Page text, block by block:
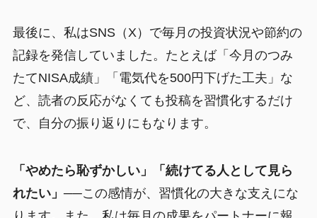
最後に、私はSNS（X）で毎月の投資状況や節約の
記録を発信していました。たとえば「今月のつみ
たてNISA成績」「電気代を500円下げた工夫」な
ど、読者の反応がなくても投稿を習慣化するだけ
で、自分の振り返りにもなります。
「やめたら恥ずかしい」「続けてる人として見ら
れたい」 ──この感情が、習慣化の大きな支えにな